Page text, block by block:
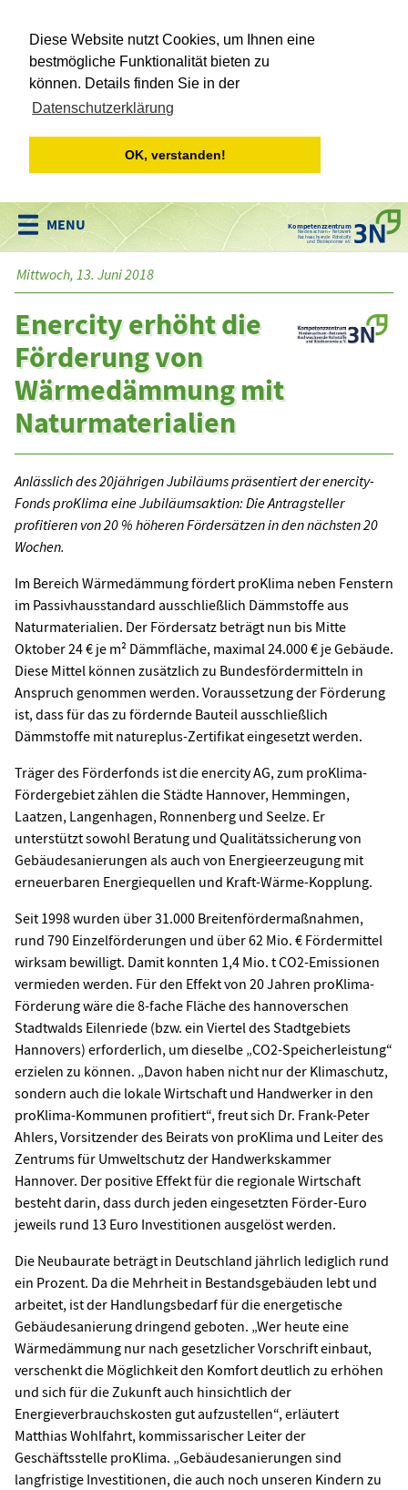
Diese Website nutzt Cookies, um Ihnen eine
bestmögliche Funktionalität bieten zu
können. Details finden Sie in der
Datenschutzerklärung
OK, verstanden!
Kompetenzzentrum
Niedersachsen • Netzwerk
Nachwachsende Rohstoffe
und Bioökonomie e.V.
Mittwoch, 13. Juni 2018
Enercity erhöht die
Förderung von
Wärmedämmung mit
Naturmaterialien
Anlässlich des 20jährigen Jubiläums präsentiert der enercity-
Fonds proKlima eine Jubiläumsaktion: Die Antragsteller
profitieren von 20 % höheren Fördersätzen in den nächsten 20
Wochen.
Im Bereich Wärmedämmung fördert proKlima neben Fenstern
im Passivhausstandard ausschließlich Dämmstoffe aus
Naturmaterialien. Der Fördersatz beträgt nun bis Mitte
Oktober 24 € je m² Dämmfläche, maximal 24.000 € je Gebäude.
Diese Mittel können zusätzlich zu Bundesfördermitteln in
Anspruch genommen werden. Voraussetzung der Förderung
ist, dass für das zu fördernde Bauteil ausschließlich
Dämmstoffe mit natureplus-Zertifikat eingesetzt werden.
Träger des Förderfonds ist die enercity AG, zum proKlima-
Fördergebiet zählen die Städte Hannover, Hemmingen,
Laatzen, Langenhagen, Ronnenberg und Seelze. Er
unterstützt sowohl Beratung und Qualitätssicherung von
Gebäudesanierungen als auch von Energieerzeugung mit
erneuerbaren Energiequellen und Kraft-Wärme-Kopplung.
Seit 1998 wurden über 31.000 Breitenfördermaßnahmen,
rund 790 Einzelförderungen und über 62 Mio. € Fördermittel
wirksam bewilligt. Damit konnten 1,4 Mio. t CO2-Emissionen
vermieden werden. Für den Effekt von 20 Jahren proKlima-
Förderung wäre die 8-fache Fläche des hannoverschen
Stadtwalds Eilenriede (bzw. ein Viertel des Stadtgebiets
Hannovers) erforderlich, um dieselbe „CO2-Speicherleistung“
erzielen zu können. „Davon haben nicht nur der Klimaschutz,
sondern auch die lokale Wirtschaft und Handwerker in den
proKlima-Kommunen profitiert“, freut sich Dr. Frank-Peter
Ahlers, Vorsitzender des Beirats von proKlima und Leiter des
Zentrums für Umweltschutz der Handwerkskammer
Hannover. Der positive Effekt für die regionale Wirtschaft
besteht darin, dass durch jeden eingesetzten Förder-Euro
jeweils rund 13 Euro Investitionen ausgelöst werden.
Die Neubaurate beträgt in Deutschland jährlich lediglich rund
ein Prozent. Da die Mehrheit in Bestandsgebäuden lebt und
arbeitet, ist der Handlungsbedarf für die energetische
Gebäudesanierung dringend geboten. „Wer heute eine
Wärmedämmung nur nach gesetzlicher Vorschrift einbaut,
verschenkt die Möglichkeit den Komfort deutlich zu erhöhen
und sich für die Zukunft auch hinsichtlich der
Energieverbrauchskosten gut aufzustellen“, erläutert
Matthias Wohlfahrt, kommissarischer Leiter der
Geschäftsstelle proKlima. „Gebäudesanierungen sind
langfristige Investitionen, die auch noch unseren Kindern zu